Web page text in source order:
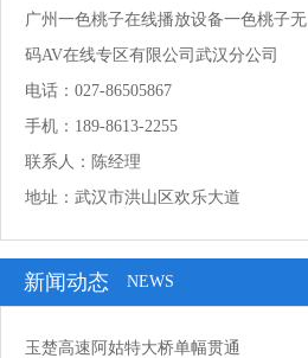
广州一色桃子在线播放设备一色桃子无
码AV在线专区有限公司武汉分公司
电话：027-86505867
手机：189-8613-2255
联系人：陈经理
地址：武汉市洪山区欢乐大道
新闻动态 NEWS
玉楚高速阿姑特大桥单幅贯通